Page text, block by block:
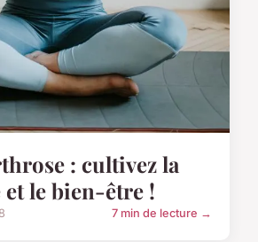
: cultivez la
le bien-être !
7 min de lecture →